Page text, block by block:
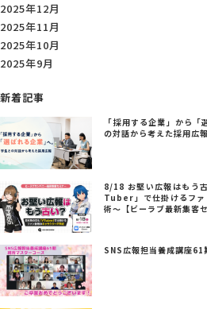
2025年12月
2025年11月
2025年10月
2025年9月
新着記事
「採用する企業」から
の対話から考えた採用広報
8/18 お堅い広報はもう
Tuber」で仕掛けるファ
術～【ビーラブ最新集客セ
SNS広報担当養成講座61